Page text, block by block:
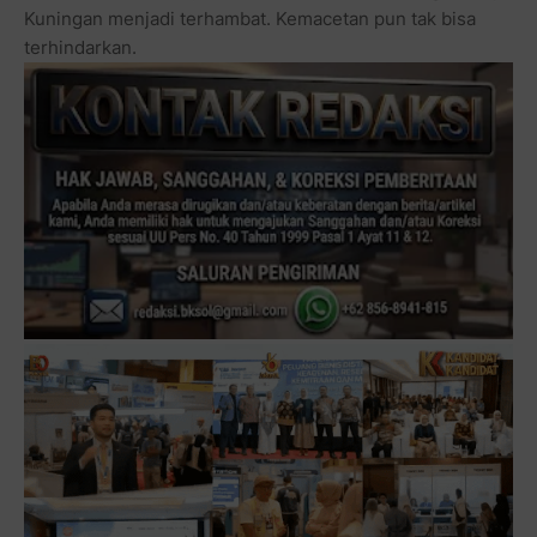
Kuningan menjadi terhambat. Kemacetan pun tak bisa
terhindarkan.